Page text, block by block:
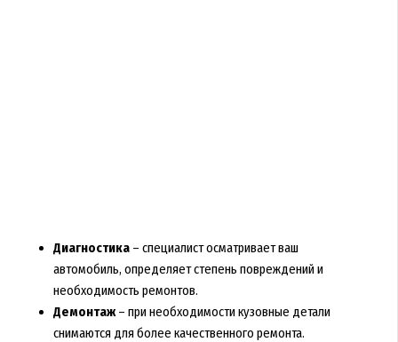
Диагностика– специалист осматривает ваш
автомобиль, определяет степень повреждений и
необходимость ремонтов.
Демонтаж– при необходимости кузовные детали
снимаются для более качественного ремонта.